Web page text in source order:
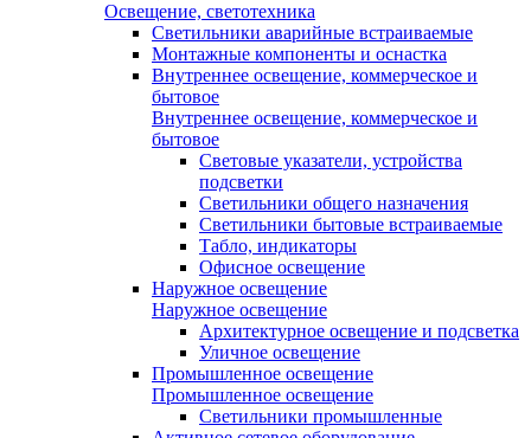
Освещение, светотехника
Светильники аварийные встраиваемые
Монтажные компоненты и оснастка
Внутреннее освещение, коммерческое и
бытовое
Внутреннее освещение, коммерческое и
бытовое
Световые указатели, устройства
подсветки
Светильники общего назначения
Светильники бытовые встраиваемые
Табло, индикаторы
Офисное освещение
Наружное освещение
Наружное освещение
Архитектурное освещение и подсветка
Уличное освещение
Промышленное освещение
Промышленное освещение
Светильники промышленные